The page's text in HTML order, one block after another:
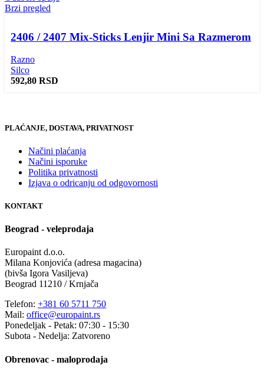
Brzi pregled
2406 / 2407 Mix-Sticks Lenjir Mini Sa Razmerom
Razno
Silco
592,80 RSD
PLAĆANJE, DOSTAVA, PRIVATNOST
Načini plaćanja
Načini isporuke
Politika privatnosti
Izjava o odricanju od odgovornosti
KONTAKT
Beograd - veleprodaja
Europaint d.o.o.
Milana Konjovića (adresa magacina)
(bivša Igora Vasiljeva)
Beograd 11210 / Krnjača
Telefon: +381 60 5711 750
Mail: office@europaint.rs
Ponedeljak - Petak: 07:30 - 15:30
Subota - Nedelja: Zatvoreno
Obrenovac - maloprodaja